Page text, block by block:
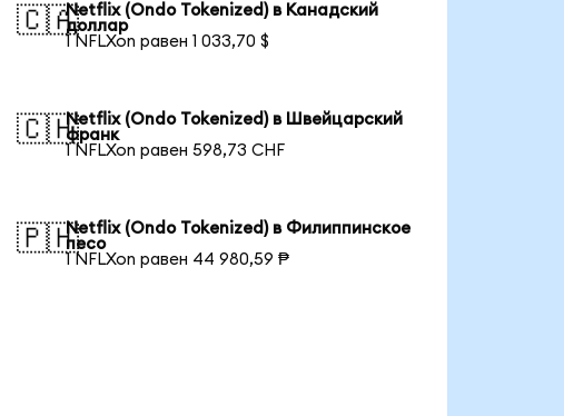
🇨🇦Netflix (Ondo Tokenized) в Канадский
доллар
1 NFLXon равен 1 033,70 $
🇨🇭Netflix (Ondo Tokenized) в Швейцарский
франк
1 NFLXon равен 598,73 CHF
🇵🇭Netflix (Ondo Tokenized) в Филиппинское
песо
1 NFLXon равен 44 980,59 ₱